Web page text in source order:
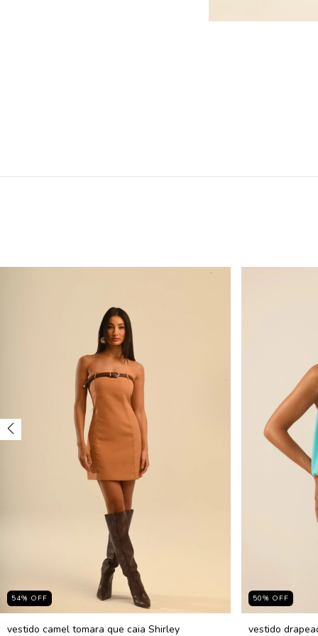
54% OFF
vestido camel tomara que caia Shirley
50% OFF
vestido